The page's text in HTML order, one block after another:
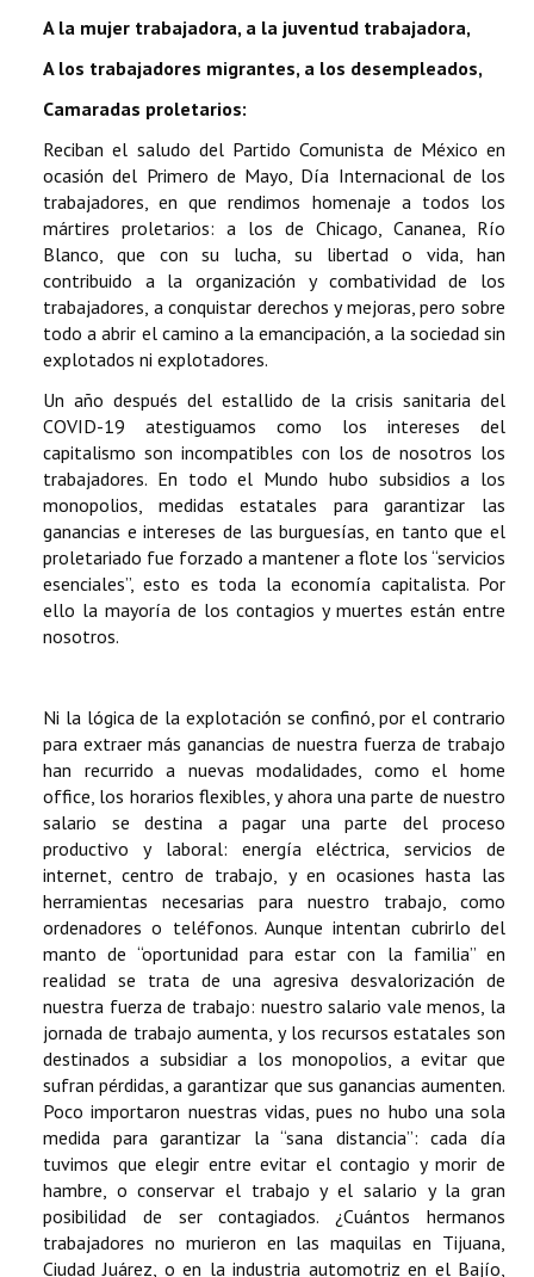
A la mujer trabajadora, a la juventud trabajadora,
A los trabajadores migrantes, a los desempleados,
Camaradas proletarios:
Reciban el saludo del Partido Comunista de México en
ocasión del Primero de Mayo, Día Internacional de los
trabajadores, en que rendimos homenaje a todos los
mártires proletarios: a los de Chicago, Cananea, Río
Blanco, que con su lucha, su libertad o vida, han
contribuido a la organización y combatividad de los
trabajadores, a conquistar derechos y mejoras, pero sobre
todo a abrir el camino a la emancipación, a la sociedad sin
explotados ni explotadores.
Un año después del estallido de la crisis sanitaria del
COVID-19 atestiguamos como los intereses del
capitalismo son incompatibles con los de nosotros los
trabajadores. En todo el Mundo hubo subsidios a los
monopolios, medidas estatales para garantizar las
ganancias e intereses de las burguesías, en tanto que el
proletariado fue forzado a mantener a flote los “servicios
esenciales”, esto es toda la economía capitalista. Por
ello la mayoría de los contagios y muertes están entre
nosotros.
Ni la lógica de la explotación se confinó, por el contrario
para extraer más ganancias de nuestra fuerza de trabajo
han recurrido a nuevas modalidades, como el home
office, los horarios flexibles, y ahora una parte de nuestro
salario se destina a pagar una parte del proceso
productivo y laboral: energía eléctrica, servicios de
internet, centro de trabajo, y en ocasiones hasta las
herramientas necesarias para nuestro trabajo, como
ordenadores o teléfonos. Aunque intentan cubrirlo del
manto de “oportunidad para estar con la familia” en
realidad se trata de una agresiva desvalorización de
nuestra fuerza de trabajo: nuestro salario vale menos, la
jornada de trabajo aumenta, y los recursos estatales son
destinados a subsidiar a los monopolios, a evitar que
sufran pérdidas, a garantizar que sus ganancias aumenten.
Poco importaron nuestras vidas, pues no hubo una sola
medida para garantizar la “sana distancia”: cada día
tuvimos que elegir entre evitar el contagio y morir de
hambre, o conservar el trabajo y el salario y la gran
posibilidad de ser contagiados. ¿Cuántos hermanos
trabajadores no murieron en las maquilas en Tijuana,
Ciudad Juárez, o en la industria automotriz en el Bajío,